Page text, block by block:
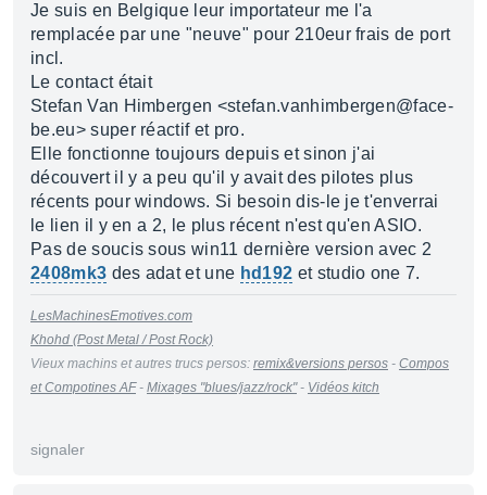
Je suis en Belgique leur importateur me l'a
remplacée par une "neuve" pour 210eur frais de port
incl.
Le contact était
Stefan Van Himbergen <stefan.vanhimbergen@face-
be.eu> super réactif et pro.
Elle fonctionne toujours depuis et sinon j'ai
découvert il y a peu qu'il y avait des pilotes plus
récents pour windows. Si besoin dis-le je t'enverrai
le lien il y en a 2, le plus récent n'est qu'en ASIO.
Pas de soucis sous win11 dernière version avec 2
2408mk3 des adat et une hd192 et studio one 7.
LesMachinesEmotives.com
Khohd (Post Metal / Post Rock)
Vieux machins et autres trucs persos: remix&versions persos - Compos
et Compotines AF- Mixages "blues/jazz/rock"- Vidéos kitch
signaler